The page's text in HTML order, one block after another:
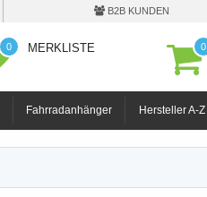
B2B KUNDEN
0 MERKLISTE 0
Fahrradanhänger Hersteller A-Z